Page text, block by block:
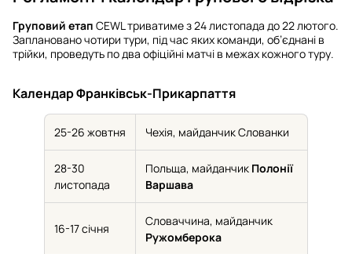
Груповий етап CEWL триватиме з 24 листопада до 22 лютого.
Заплановано чотири тури, під час яких команди, об’єднані в
трійки, проведуть по два офіційні матчі в межах кожного туру.
Календар Франківськ-Прикарпаття
25-26 жовтня Чехія, майданчик Слованки
28-30
листопада
Польща, майданчик Полонії
Варшава
16-17 січня
Словаччина, майданчик
Ружомберока